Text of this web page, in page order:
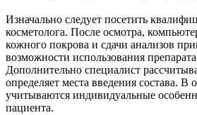
Изначально следует посетить
косметолога. После осмотра,
кожного покрова и сдачи анализов
возможности использования
Дополнительно специалист
определяет места введения состава. В
учитываются индивидуальные
пациента.